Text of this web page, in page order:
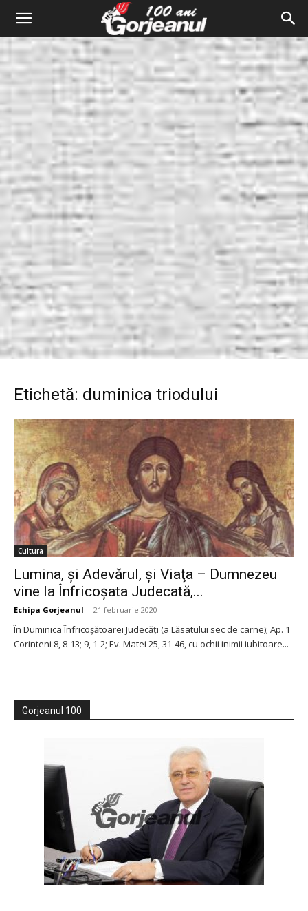
Etichetă: duminica triodului
Cultura
Lumina, şi Adevărul, şi Viaţa – Dumnezeu
vine la Înfricoşata Judecată,...
Echipa Gorjeanul - 21 februarie 2020
În Duminica Înfricoşătoarei Judecăţi (a Lăsatului sec de carne); Ap. 1
Corinteni 8, 8-13; 9, 1-2; Ev. Matei 25, 31-46, cu ochii inimii iubitoare...
Gorjeanul 100